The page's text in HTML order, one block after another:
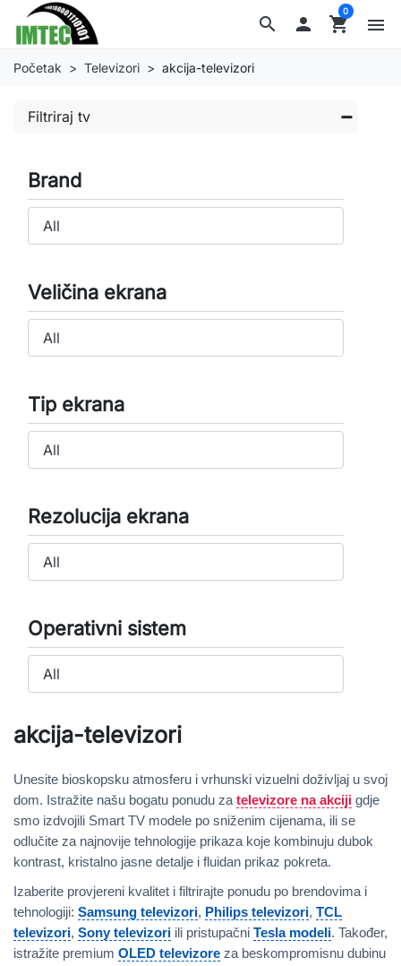
search  shopping_cart
0
menu
Početak Televizori akcija-televizori
Filtriraj tv
Brand
Veličina ekrana
Tip ekrana
Rezolucija ekrana
Operativni sistem
akcija-televizori
Unesite bioskopsku atmosferu i vrhunski vizuelni doživljaj u svoj
dom. Istražite našu bogatu ponudu za televizore na akciji gdje
smo izdvojili Smart TV modele po sniženim cijenama, ili se
odlučite za najnovije tehnologije prikaza koje kombinuju dubok
kontrast, kristalno jasne detalje i fluidan prikaz pokreta.
Izaberite provjereni kvalitet i filtrirajte ponudu po brendovima i
tehnologiji: Samsung televizori, Philips televizori, TCL
televizori, Sony televizori ili pristupačni Tesla modeli. Također,
istražite premium OLED televizore za beskompromisnu dubinu